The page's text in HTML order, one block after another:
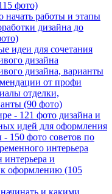
фото)
начать работы и этапы
дизайна до
идеи для сочетания
дизайна
дизайна, варианты
от профи
отделки,
(90 фото)
- 121 фото дизайна и
идей для оформления
150 фото советов по
интерьера
интерьера и
к оформлению (105